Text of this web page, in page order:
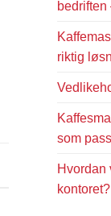
riktig
som
Hvordan
kontoret?